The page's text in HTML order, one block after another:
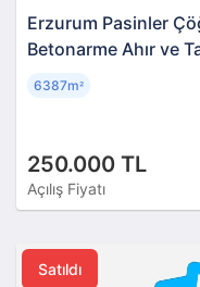
Erzurum Pasinler
Betonarme Ahır ve
250.000 TL
Açılış Fiyatı
6387m²
Satıldı